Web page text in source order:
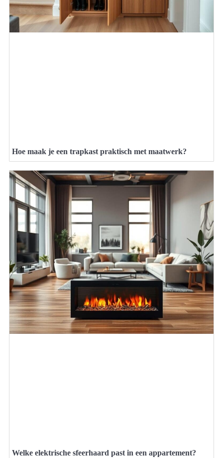
Hoe maak je een trapkast praktisch met maatwerk?
Welke elektrische sfeerhaard past in een appartement?